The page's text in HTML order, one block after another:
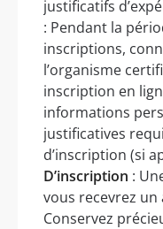
justificatifs
: Pendant la
inscriptions,
l’organisme
inscription en
informations
justificatives
d’inscription (si
D’inscription :
vous recevrez
Conservez